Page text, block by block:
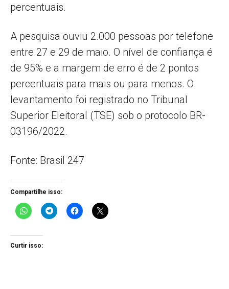
percentuais.
A pesquisa ouviu 2.000 pessoas por telefone
entre 27 e 29 de maio. O nível de confiança é
de 95% e a margem de erro é de 2 pontos
percentuais para mais ou para menos. O
levantamento foi registrado no Tribunal
Superior Eleitoral (TSE) sob o protocolo BR-
03196/2022.
Fonte: Brasil 247
Compartilhe isso:
Curtir isso: